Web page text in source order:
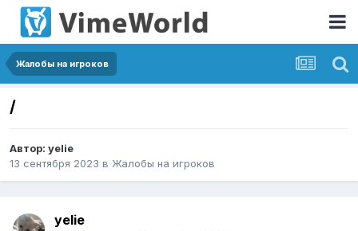
Жалобы на игроков
/
Автор: yelie
13 сентября 2023 в Жалобы на игроков
yelie